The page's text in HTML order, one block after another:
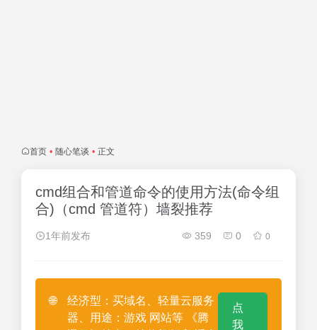
首页 • 随心笔谈 • 正文
cmd组合和管道命令的使用方法(命令组
合)（cmd 管道符）墙裂推荐
1年前发布 359 0 0
🌐
经济型：买域名、轻量云服务
器、用途：游戏 网站等 《腾
点
我